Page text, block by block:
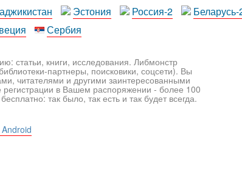
Эстония Россия-2
Беларусь-
Сербия
статьи, книги, исследования. Либмонстр
партнеры, поисковики, соцсети). Вы
читателями и другими заинтересованными
в Вашем распоряжении - более 100
так было, так есть и так будет всегда.